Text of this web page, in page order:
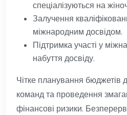
спеціалізуються на
Залучення
міжнародним досвідом.
Підтримка участі у
набуття досвіду.
Чітке планування бюджетів
команд та проведення
фінансові ризики.